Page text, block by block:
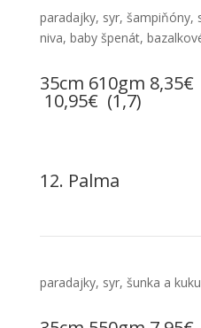
paradajky, syr, šampiňóny,
niva, baby špenát,
35cm 610gm
10,95€ (1,7)
12. Palma
paradajky, syr, šunka a